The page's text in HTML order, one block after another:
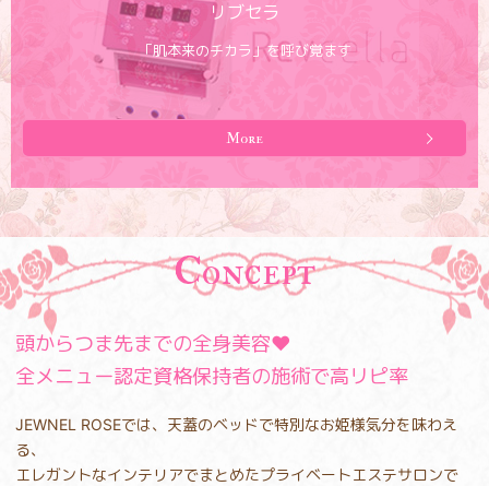
リブセラ
「肌本来のチカラ」を呼び覚ます
More
Concept
頭からつま先までの全身美容❤
全メニュー認定資格保持者の施術で高リピ率
JEWNEL ROSEでは、天蓋のベッドで特別なお姫様気分を味わえ
る、
エレガントなインテリアでまとめたプライベートエステサロンで